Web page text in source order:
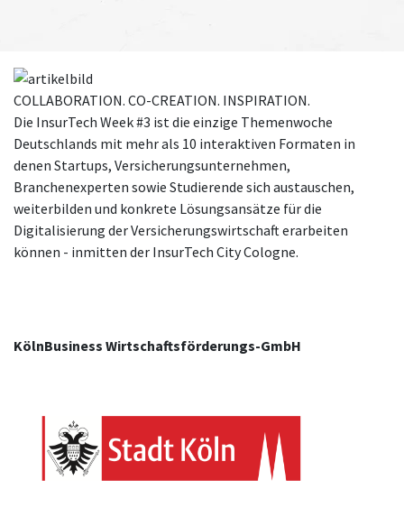
COLLABORATION. CO-CREATION. INSPIRATION.
Die InsurTech Week #3 ist die einzige Themenwoche
Deutschlands mit mehr als 10 interaktiven Formaten in
denen Startups, Versicherungsunternehmen,
Branchenexperten sowie Studierende sich austauschen,
weiterbilden und konkrete Lösungsansätze für die
Digitalisierung der Versicherungswirtschaft erarbeiten
können - inmitten der InsurTech City Cologne.
KölnBusiness Wirtschaftsförderungs-GmbH